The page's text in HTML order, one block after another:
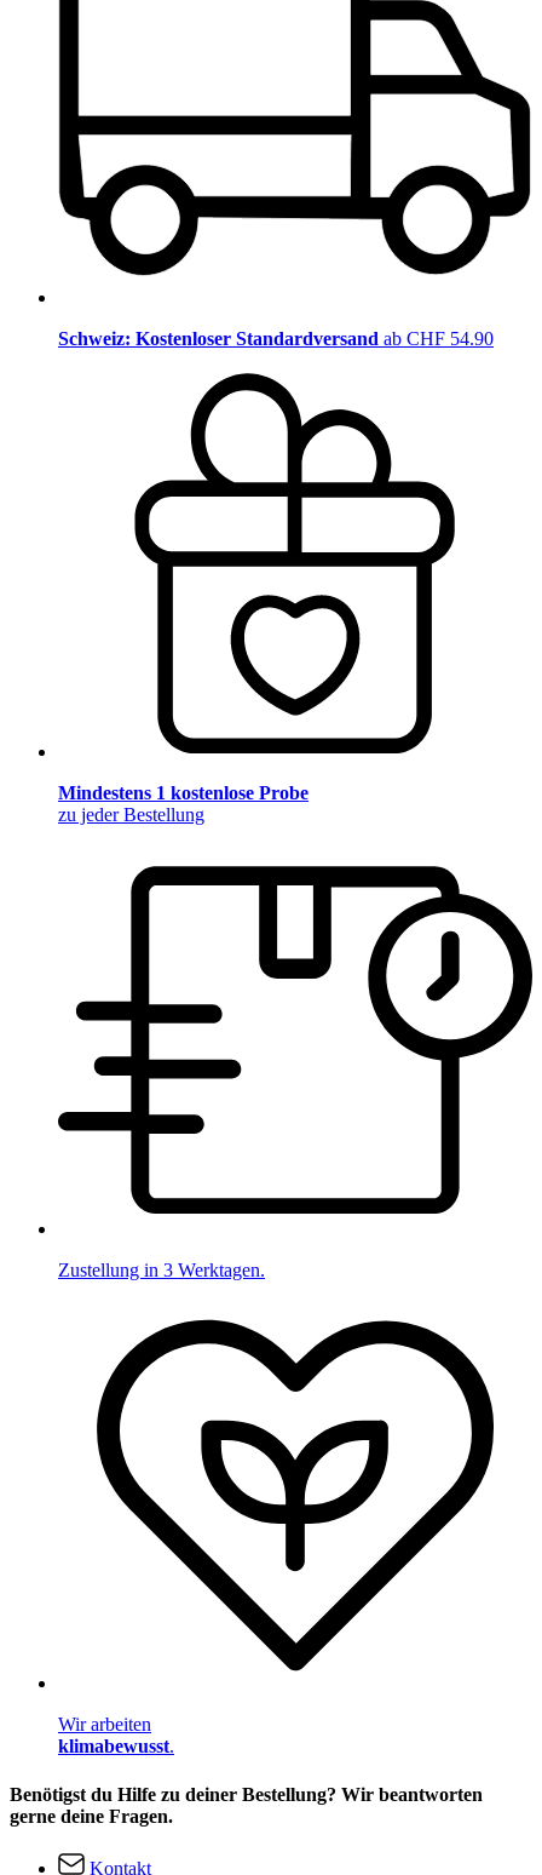
Schweiz: Kostenloser Standardversand ab CHF 54.90
Mindestens 1 kostenlose Probe
zu jeder Bestellung
Zustellung in 3 Werktagen.
Wir arbeiten
klimabewusst.
Benötigst du Hilfe zu deiner Bestellung? Wir beantworten
gerne deine Fragen.
Kontakt